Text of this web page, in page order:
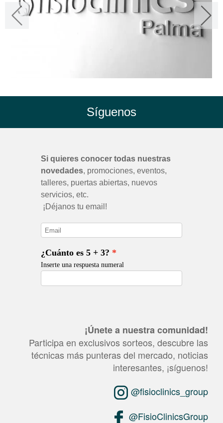
Síguenos
¡Únete a nuestra comunidad!
Participa en exclusivos sorteos, descubre las
técnicas más punteras del mercado, noticias
interesantes, ¡síguenos!
@fisioclinics_group
@FisioClinicsGroup